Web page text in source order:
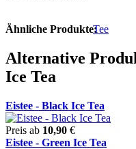
Ähnliche Produkte:Tee
Alternative
Ice Tea
Eistee - Black Ice Tea
Preis ab 10,90 €
Eistee - Green Ice Tea